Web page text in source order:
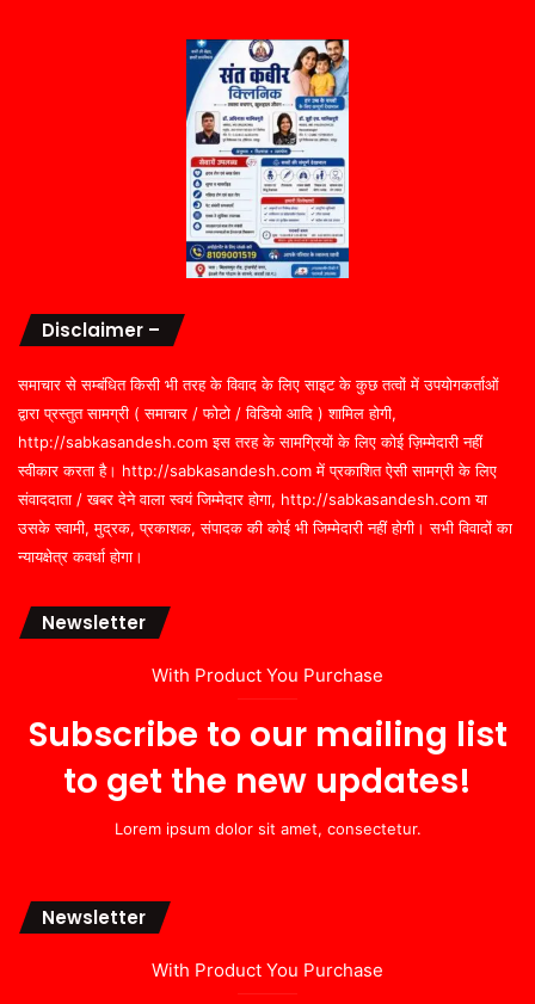
Disclaimer –
समाचार से सम्बंधित किसी भी तरह के विवाद के लिए साइट के कुछ तत्वों में उपयोगकर्ताओं
द्वारा प्रस्तुत सामग्री ( समाचार / फोटो / विडियो आदि ) शामिल होगी,
http://sabkasandesh.com इस तरह के सामग्रियों के लिए कोई ज़िम्मेदारी नहीं
स्वीकार करता है। http://sabkasandesh.com में प्रकाशित ऐसी सामग्री के लिए
संवाददाता / खबर देने वाला स्वयं जिम्मेदार होगा, http://sabkasandesh.com या
उसके स्वामी, मुद्रक, प्रकाशक, संपादक की कोई भी जिम्मेदारी नहीं होगी। सभी विवादों का
न्यायक्षेत्र कवर्धा होगा।
Newsletter
With Product You Purchase
Subscribe to our mailing list
to get the new updates!
Lorem ipsum dolor sit amet, consectetur.
Newsletter
With Product You Purchase